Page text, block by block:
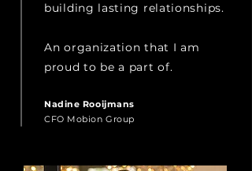
building lasting relationships.
An organization that I am
proud to be a part of.
Nadine Rooijmans
CFO Mobion Group